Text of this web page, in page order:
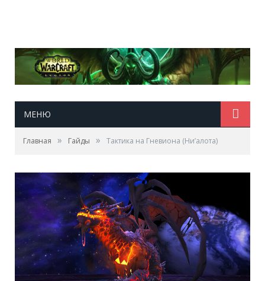
МЕНЮ
Главная » Гайды » Тактика на Гневиона (Ни’алота)